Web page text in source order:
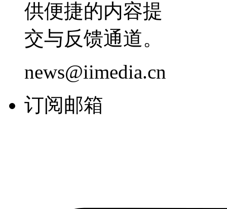
供便捷的内容提
交与反馈通道。
news@iimedia.cn
订阅邮箱